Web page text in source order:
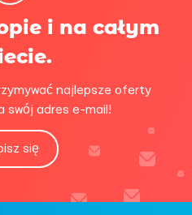
i na całym
najlepsze oferty
swój adres e-mail!
się